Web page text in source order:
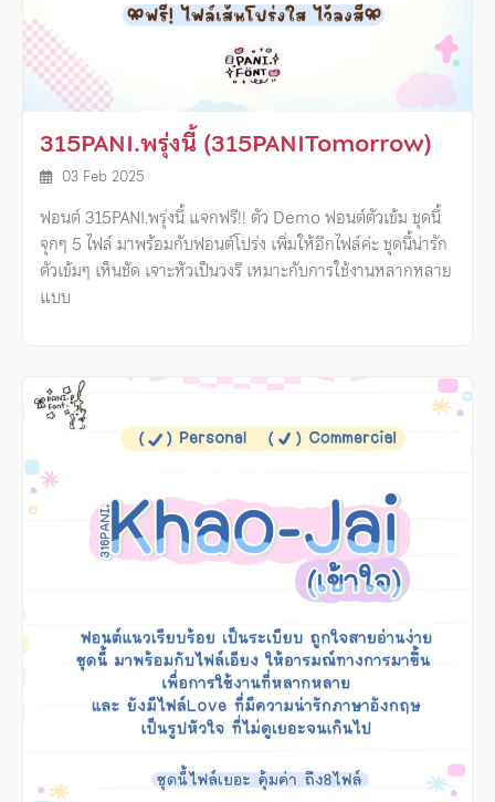
315PANI.พรุ่งนี้ (315PANITomorrow)
03 Feb 2025
ฟอนต์ 315PANI.พรุ่งนี้ แจกฟรี!! ตัว Demo ฟอนต์ตัวเข้ม ชุดนี้
จุกๆ 5 ไฟล์ มาพร้อมกับฟอนต์โปร่ง เพิ่มให้อีกไฟล์ค่ะ ชุดนี้น่ารัก
ตัวเข้มๆ เห็นชัด เจาะหัวเป็นวงรี เหมาะกับการใช้งานหลากหลาย
แบบ